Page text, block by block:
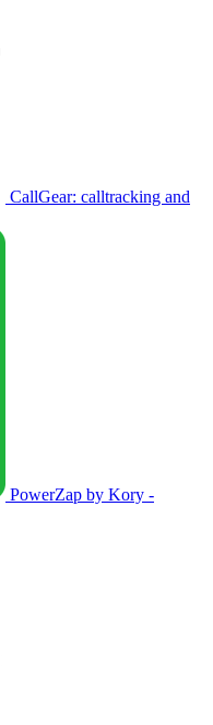
CallGear: calltracking and
PowerZap by Kory -